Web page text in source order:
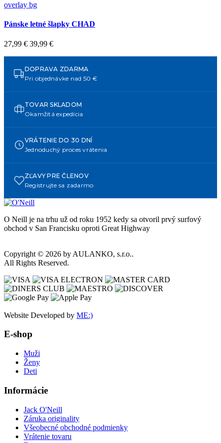
overlay bg
Pánske letné šlapky CHAD
27,99 € 39,99 €
DOPRAVA ZDARMA
Pri objednávke nad 50 €
TOVAR SKLADOM
Okamžitá expedícia
VRÁTENIE DO 30 DNÍ
Jednoduchý proces vrátenia
ZĽAVY PRE ČLENOV
Registrujte sa zadarmo
O Neill je na trhu už od roku 1952 kedy sa otvoril prvý surfový
obchod v San Francisku oproti Great Highway
Copyright © 2026 by AULANKO, s.r.o..
All Rights Reserved.
Website Developed by ME:)
E-shop
Muži
Ženy
Deti
Informácie
Jack O'Neill
Záruka originality
Všeobecné obchodné podmienky
Vrátenie tovaru